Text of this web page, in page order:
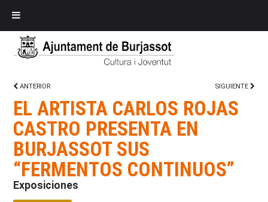
ANTERIOR SIGUIENTE
EL ARTISTA CARLOS ROJAS
CASTRO PRESENTA EN
BURJASSOT SUS
“FERMENTOS CONTINUOS”
Exposiciones